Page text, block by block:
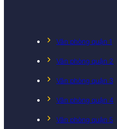
Văn phòng quận 1
Văn phòng quận 2
Văn phòng quận 3
Văn phòng quận 4
Văn phòng quận 5